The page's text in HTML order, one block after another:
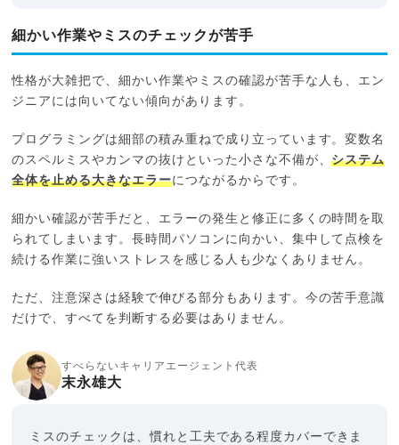
細かい作業やミスのチェックが苦手
性格が大雑把で、細かい作業やミスの確認が苦手な人も、エン
ジニアには向いてない傾向があります。
プログラミングは細部の積み重ねで成り立っています。変数名
のスペルミスやカンマの抜けといった小さな不備が、システム
全体を止める大きなエラーにつながるからです。
細かい確認が苦手だと、エラーの発生と修正に多くの時間を取
られてしまいます。長時間パソコンに向かい、集中して点検を
続ける作業に強いストレスを感じる人も少なくありません。
ただ、注意深さは経験で伸びる部分もあります。今の苦手意識
だけで、すべてを判断する必要はありません。
すべらないキャリアエージェント代表
末永雄大
ミスのチェックは、慣れと工夫である程度カバーできま